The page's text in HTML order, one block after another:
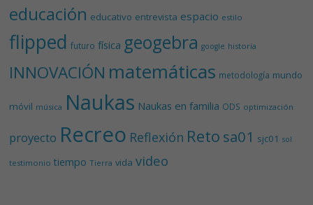
educación educativo entrevista espacio estilo
flipped futuro física geogebra google historia
INNOVACIÓN matemáticas metodología mundo
móvil música Naukas Naukas en familia ODS optimización
proyecto Recreo Reflexión Reto sa01 sjc01 sol
testimonio tiempo Tierra vida video